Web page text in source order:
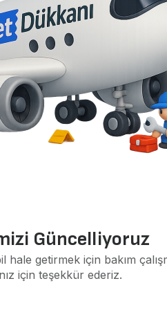
Güncelliyoruz
hale getirmek için bakım
için teşekkür ederiz.